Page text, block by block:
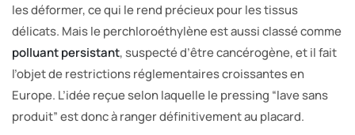
les déformer, ce qui le rend précieux pour les tissus
délicats. Mais le perchloroéthylène est aussi classé comme
polluant persistant, suspecté d’être cancérogène, et il fait
l’objet de restrictions réglementaires croissantes en
Europe. L’idée reçue selon laquelle le pressing “lave sans
produit” est donc à ranger définitivement au placard.